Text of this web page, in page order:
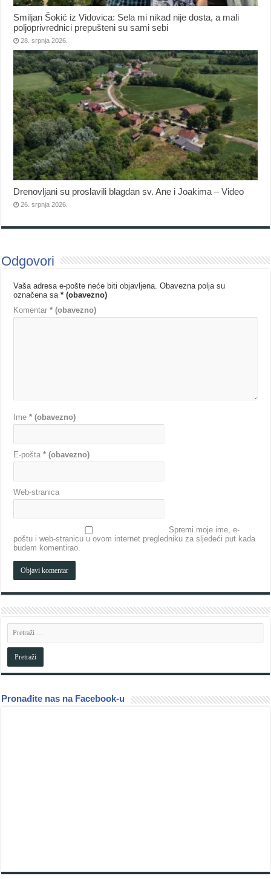
Smiljan Šokić iz Vidovica: Sela mi nikad nije dosta, a mali
poljoprivrednici prepušteni su sami sebi
28. srpnja 2026.
Drenovljani su proslavili blagdan sv. Ane i Joakima – Video
26. srpnja 2026.
Odgovori
Vaša adresa e-pošte neće biti objavljena. Obavezna polja su
označena sa* (obavezno)
Komentar* (obavezno)
Ime* (obavezno)
E-pošta* (obavezno)
Web-stranica
Spremi moje ime, e-
poštu i web-stranicu u ovom internet pregledniku za sljedeći put kada
budem komentirao.
Pronađite nas na Facebook-u